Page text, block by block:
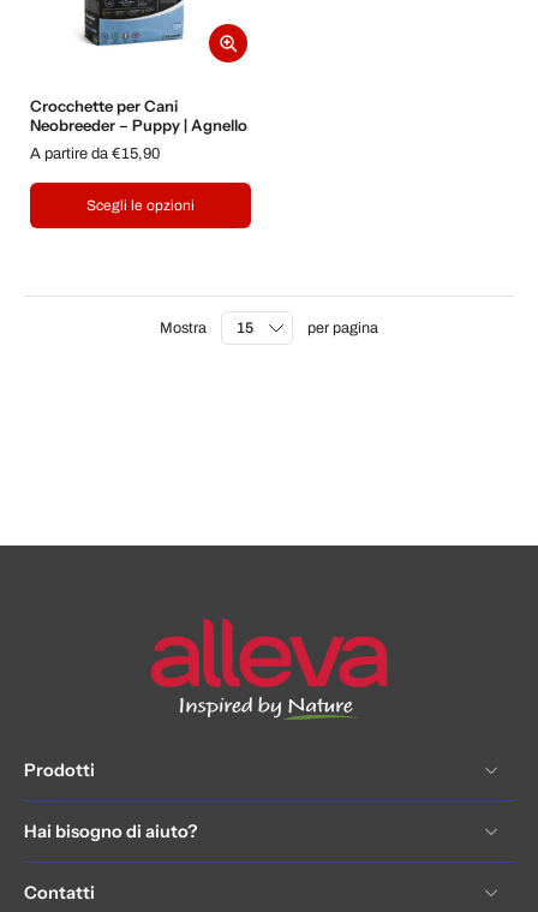
Crocchette per Cani
Neobreeder – Puppy | Agnello
A partire da €15,90
Scegli le opzioni
Mostra per pagina
Prodotti
Hai bisogno di aiuto?
Contatti